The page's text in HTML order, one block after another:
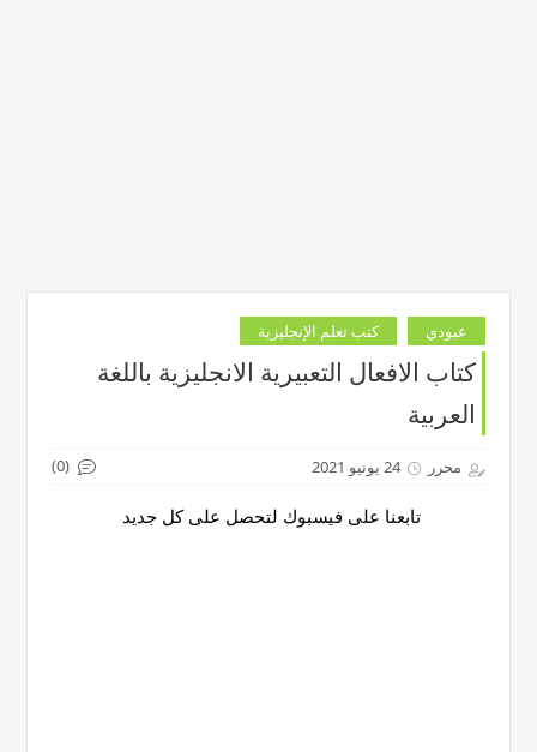
عبودي كتب تعلم الإنجليزية
كتاب الافعال التعبيرية الانجليزية باللغة
العربية
محرر 24 يونيو 2021 (0)
تابعنا على فيسبوك لتحصل على كل جديد